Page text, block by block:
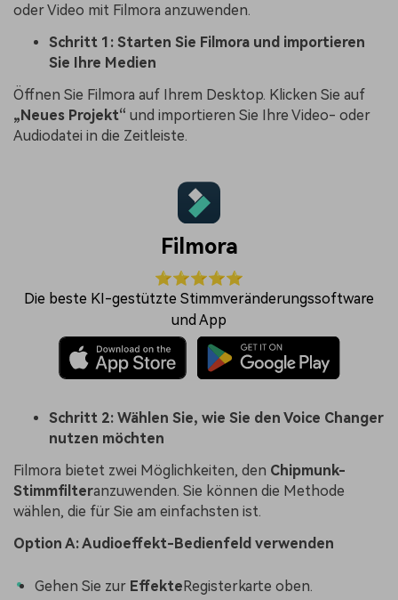
oder Video mit Filmora anzuwenden.
Schritt 1: Starten Sie Filmora und importieren
Sie Ihre Medien
Öffnen Sie Filmora auf Ihrem Desktop. Klicken Sie auf
„Neues Projekt“ und importieren Sie Ihre Video- oder
Audiodatei in die Zeitleiste.
Filmora
⭐⭐⭐⭐⭐
Die beste KI-gestützte Stimmveränderungssoftware
und App
Schritt 2: Wählen Sie, wie Sie den Voice Changer
nutzen möchten
Filmora bietet zwei Möglichkeiten, den Chipmunk-
Stimmfilteranzuwenden. Sie können die Methode
wählen, die für Sie am einfachsten ist.
Option A: Audioeffekt-Bedienfeld verwenden
Gehen Sie zur Effekte Registerkarte oben.